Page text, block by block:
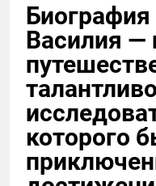
Василия —
которого